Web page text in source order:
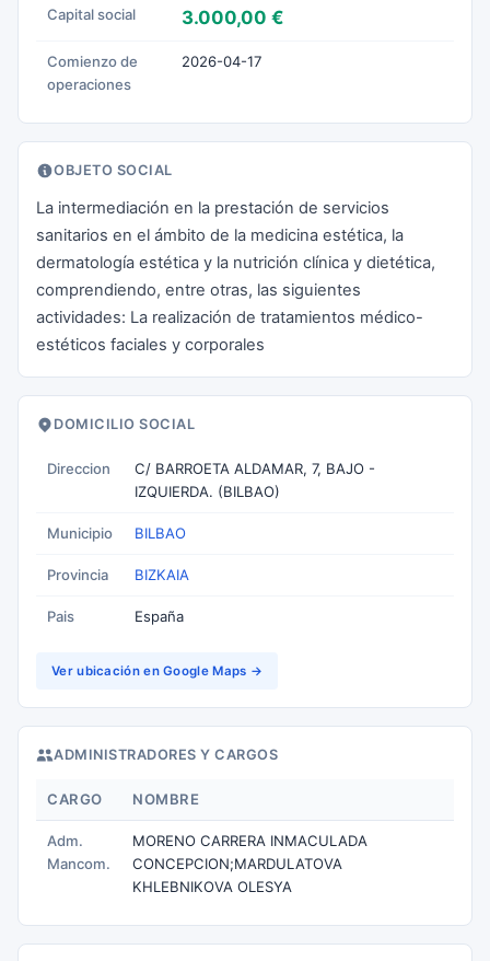
Capital social 3.000,00 €
Comienzo de
operaciones
2026-04-17
OBJETO SOCIAL
La intermediación en la prestación de servicios
sanitarios en el ámbito de la medicina estética, la
dermatología estética y la nutrición clínica y dietética,
comprendiendo, entre otras, las siguientes
actividades: La realización de tratamientos médico-
estéticos faciales y corporales
DOMICILIO SOCIAL
Direccion
C/ BARROETA ALDAMAR, 7, BAJO -
IZQUIERDA. (BILBAO)
Municipio BILBAO
Provincia BIZKAIA
Pais España
Ver ubicación en Google Maps →
ADMINISTRADORES Y CARGOS
CARGO NOMBRE
Adm.
Mancom.
MORENO CARRERA INMACULADA
CONCEPCION;MARDULATOVA
KHLEBNIKOVA OLESYA